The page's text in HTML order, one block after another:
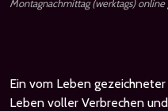
Montagnachmittag (werktags) online
Ein vom Leben
Leben voller Verbrechen